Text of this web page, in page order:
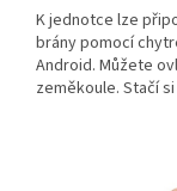
K jednotce lze
brány pomocí
Android. Můžete
zeměkoule. Stačí